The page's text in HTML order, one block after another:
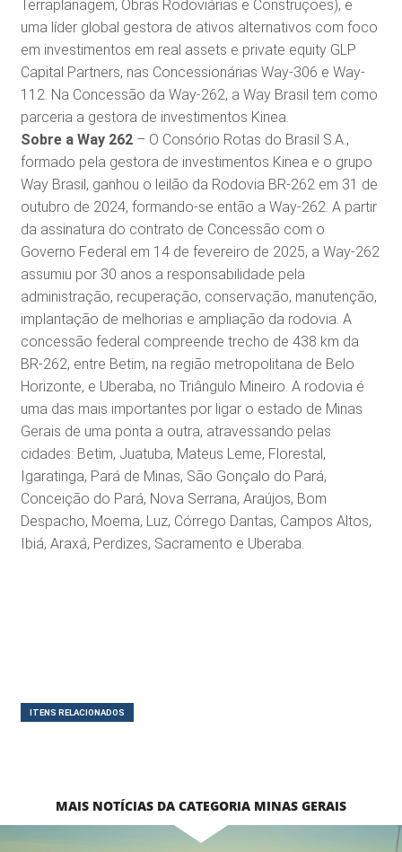
Terraplanagem, Obras Rodoviárias e Construções), e
uma líder global gestora de ativos alternativos com foco
em investimentos em real assets e private equity GLP
Capital Partners, nas Concessionárias Way-306 e Way-
112. Na Concessão da Way-262, a Way Brasil tem como
parceria a gestora de investimentos Kinea.
Sobre a Way 262– O Consório Rotas do Brasil S.A.,
formado pela gestora de investimentos Kinea e o grupo
Way Brasil, ganhou o leilão da Rodovia BR-262 em 31 de
outubro de 2024, formando-se então a Way-262. A partir
da assinatura do contrato de Concessão com o
Governo Federal em 14 de fevereiro de 2025, a Way-262
assumiu por 30 anos a responsabilidade pela
administração, recuperação, conservação, manutenção,
implantação de melhorias e ampliação da rodovia. A
concessão federal compreende trecho de 438 km da
BR-262, entre Betim, na região metropolitana de Belo
Horizonte, e Uberaba, no Triângulo Mineiro. A rodovia é
uma das mais importantes por ligar o estado de Minas
Gerais de uma ponta a outra, atravessando pelas
cidades: Betim, Juatuba, Mateus Leme, Florestal,
Igaratinga, Pará de Minas, São Gonçalo do Pará,
Conceição do Pará, Nova Serrana, Araújos, Bom
Despacho, Moema, Luz, Córrego Dantas, Campos Altos,
Ibiá, Araxá, Perdizes, Sacramento e Uberaba.
ITENS RELACIONADOS
MAIS NOTÍCIAS DA CATEGORIA MINAS GERAIS